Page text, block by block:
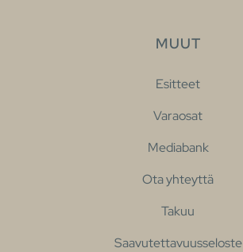
MUUT
Esitteet
Varaosat
Mediabank
Ota yhteyttä
Takuu
Saavutettavuusseloste